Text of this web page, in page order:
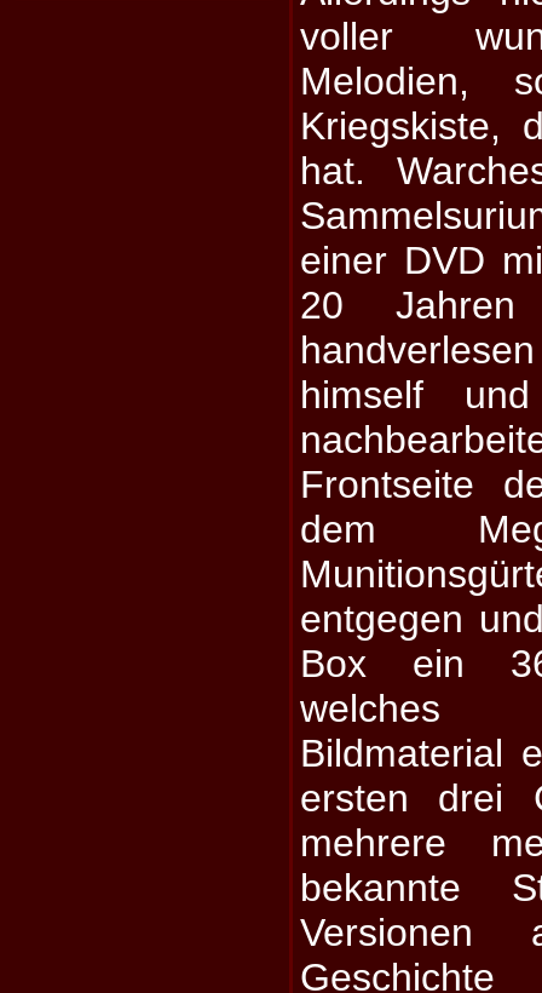
voller
Melodien,
Kriegskiste,
hat.
einer DVD
20 Jahren
himself
Frontseite
dem
entgegen
Box ein
welches
Bildmaterial
ersten drei
mehrere
bekannte